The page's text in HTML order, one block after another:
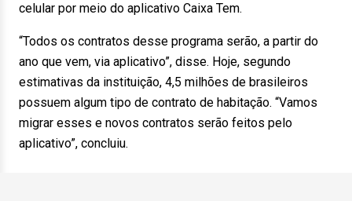
celular por meio do aplicativo Caixa Tem.
“Todos os contratos desse programa serão, a partir do
ano que vem, via aplicativo”, disse. Hoje, segundo
estimativas da instituição, 4,5 milhões de brasileiros
possuem algum tipo de contrato de habitação. “Vamos
migrar esses e novos contratos serão feitos pelo
aplicativo”, concluiu.